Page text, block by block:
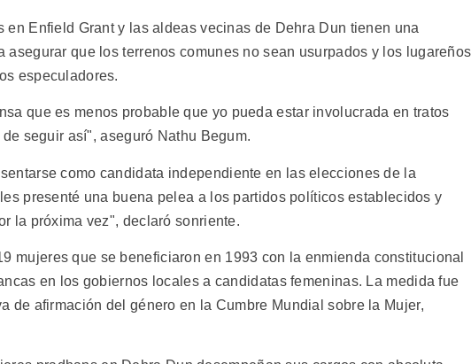
en Enfield Grant y las aldeas vecinas de Dehra Dun tienen una
asegurar que los terrenos comunes no sean usurpados y los lugareños
especuladores.
que es menos probable que yo pueda estar involucrada en tratos
seguir así", aseguró Nathu Begum.
como candidata independiente en las elecciones de la
presenté una buena pelea a los partidos políticos establecidos y
la próxima vez", declaró sonriente.
mujeres que se beneficiaron en 1993 con la enmienda constitucional
en los gobiernos locales a candidatas femeninas. La medida fue
de afirmación del género en la Cumbre Mundial sobre la Mujer,